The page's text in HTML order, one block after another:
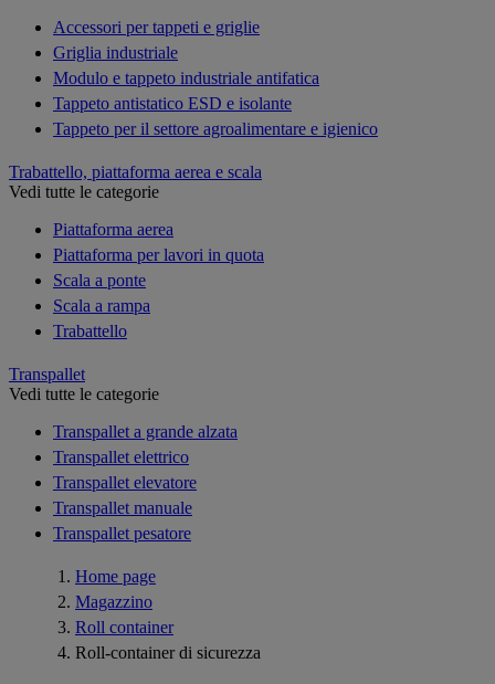
Accessori per tappeti e griglie
Griglia industriale
Modulo e tappeto industriale antifatica
Tappeto antistatico ESD e isolante
Tappeto per il settore agroalimentare e igienico
Trabattello, piattaforma aerea e scala
Vedi tutte le categorie
Piattaforma aerea
Piattaforma per lavori in quota
Scala a ponte
Scala a rampa
Trabattello
Transpallet
Vedi tutte le categorie
Transpallet a grande alzata
Transpallet elettrico
Transpallet elevatore
Transpallet manuale
Transpallet pesatore
Home page
Magazzino
Roll container
Roll-container di sicurezza